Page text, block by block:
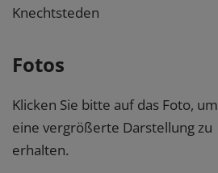
Knechtsteden
Fotos
Klicken Sie bitte auf das Foto, um
eine vergrößerte Darstellung zu
erhalten.